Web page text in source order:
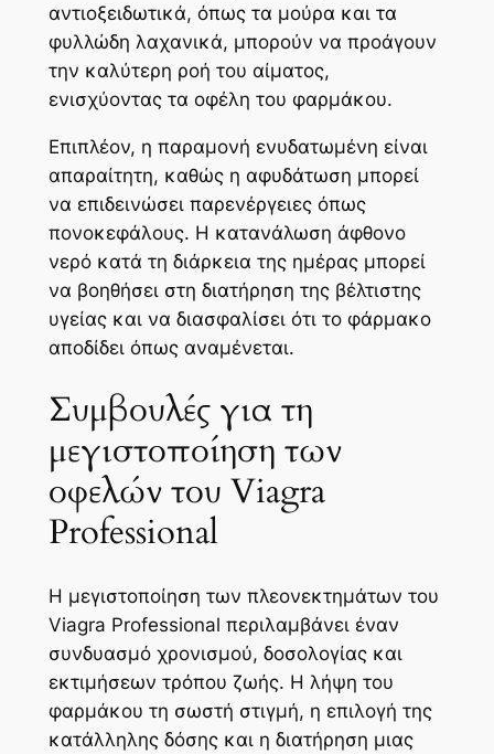
αντιοξειδωτικά, όπως τα μούρα και τα
φυλλώδη λαχανικά, μπορούν να προάγουν
την καλύτερη ροή του αίματος,
ενισχύοντας τα οφέλη του φαρμάκου.
Επιπλέον, η παραμονή ενυδατωμένη είναι
απαραίτητη, καθώς η αφυδάτωση μπορεί
να επιδεινώσει παρενέργειες όπως
πονοκεφάλους. Η κατανάλωση άφθονο
νερό κατά τη διάρκεια της ημέρας μπορεί
να βοηθήσει στη διατήρηση της βέλτιστης
υγείας και να διασφαλίσει ότι το φάρμακο
αποδίδει όπως αναμένεται.
Συμβουλές για τη
μεγιστοποίηση των
οφελών του Viagra
Professional
Η μεγιστοποίηση των πλεονεκτημάτων του
Viagra Professional περιλαμβάνει έναν
συνδυασμό χρονισμού, δοσολογίας και
εκτιμήσεων τρόπου ζωής. Η λήψη του
φαρμάκου τη σωστή στιγμή, η επιλογή της
κατάλληλης δόσης και η διατήρηση μιας